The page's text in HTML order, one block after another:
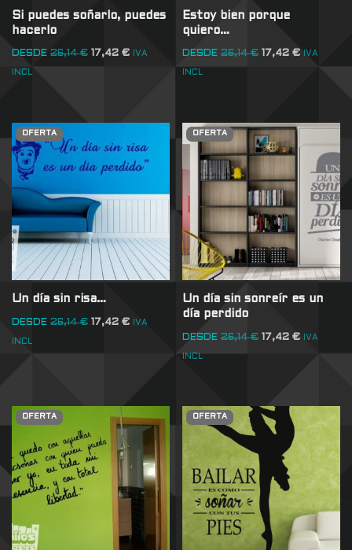
Si puedes soñarlo, puedes
hacerlo
DESDE 26,14€ 17,42 € IVA
INCL
Estoy bien porque
quiero…
DESDE 26,14€ 17,42€ IVA
INCL
OFERTA
Un día sin risa…
DESDE 26,14€ 17,42 € IVA
INCL
OFERTA
Un día sin sonreír es un
día perdido
DESDE 26,14€ 17,42€ IVA
INCL
OFERTA OFERTA